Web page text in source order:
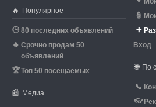
🔥 Популярное
🕒 80 последних объявлений
🔥 Срочно продам 50
объявлений
🏆Топ 50 посещаемых
📰 Медиа
👮
➕
Вход
🌐 По
📞
👓